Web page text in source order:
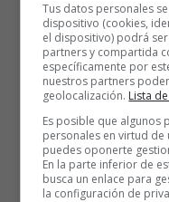
Categoría:
- Wordcards
Publicado:
Flashcards
Wordcards
Tarjetas
Leer más: 01
Tus datos personales
dispositivo (cookies,
el dispositivo) podrá
partners y compartida
específicamente por
nuestros partners
geolocalización. Lista
Es posible que
personales en virtud de
puedes oponerte
En la parte inferior de
busca un enlace para
la configuración de